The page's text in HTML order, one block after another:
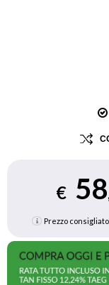
€ 58
Prezzo consigliato